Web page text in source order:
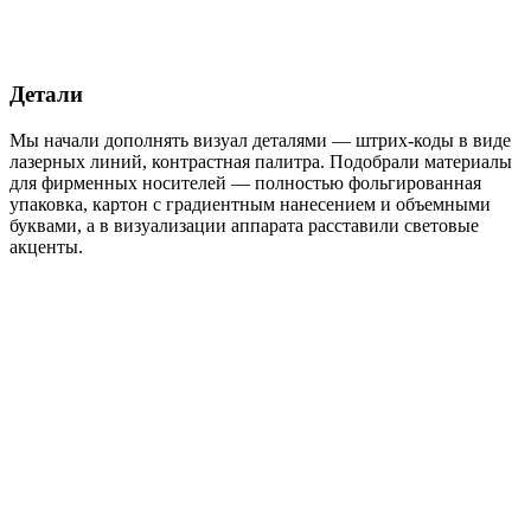
Детали
Мы начали дополнять визуал деталями — штрих-коды в виде
лазерных линий, контрастная палитра. Подобрали материалы
для фирменных носителей — полностью фольгированная
упаковка, картон с градиентным нанесением и объемными
буквами, а в визуализации аппарата расставили световые
акценты.